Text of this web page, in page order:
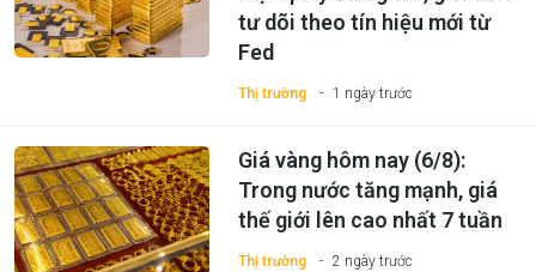
Thị trường 1 ngày trước
tư dõi theo tín hiệu mới từ
Fed
Thị trường 2 ngày trước
Giá vàng hôm nay (6/8):
Trong nước tăng mạnh, giá
thế giới lên cao nhất 7 tuần